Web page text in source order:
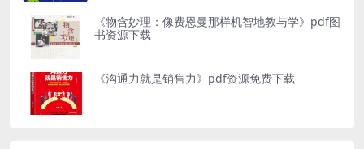
《物含妙理：像费恩曼那样机智地教与学》pdf图
书资源下载
《沟通力就是销售力》pdf资源免费下载